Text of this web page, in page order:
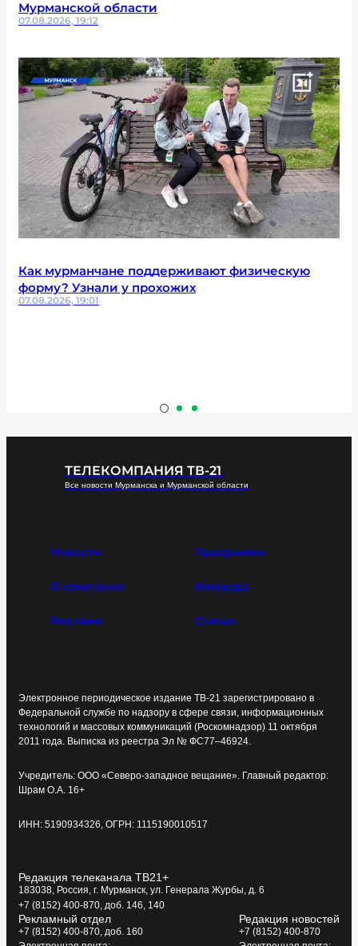
Мурманской области
07.08.2026, 19:12
Как мурманчане поддерживают физическую
форму? Узнали у прохожих
07.08.2026, 19:01
ТЕЛЕКОМПАНИЯ ТВ-21
Все новости Мурманска и Мурманской области
Новости Программы
О компании Команда
Реклама Статьи
Электронное периодическое издание ТВ-21 зарегистрировано в
Федеральной службе по надзору в сфере связи, информационных
технологий и массовых коммуникаций (Роскомнадзор) 11 октября
2011 года. Выписка из реестра Эл № ФС77–46924.
Учредитель: ООО «Северо-западное вещание». Главный редактор:
Шрам О.А. 16+
ИНН: 5190934326, ОГРН: 1115190010517
Редакция телеканала ТВ21+
183038, Россия, г. Мурманск, ул. Генерала Журбы, д. 6
+7 (8152) 400-870, доб. 146, 140
Рекламный отдел
+7 (8152) 400-870, доб. 160
Редакция новостей
+7 (8152) 400-870